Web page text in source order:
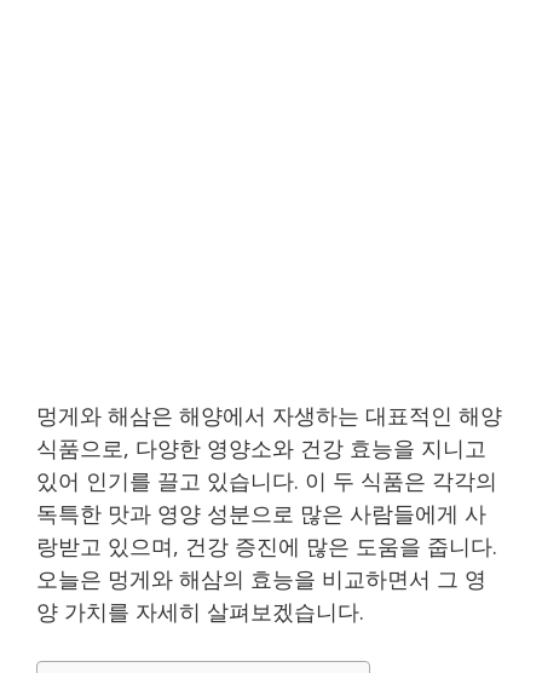
멍게와 해삼은 해양에서 자생하는 대표적인 해양
식품으로, 다양한 영양소와 건강 효능을 지니고
있어 인기를 끌고 있습니다. 이 두 식품은 각각의
독특한 맛과 영양 성분으로 많은 사람들에게 사
랑받고 있으며, 건강 증진에 많은 도움을 줍니다.
오늘은 멍게와 해삼의 효능을 비교하면서 그 영
양 가치를 자세히 살펴보겠습니다.